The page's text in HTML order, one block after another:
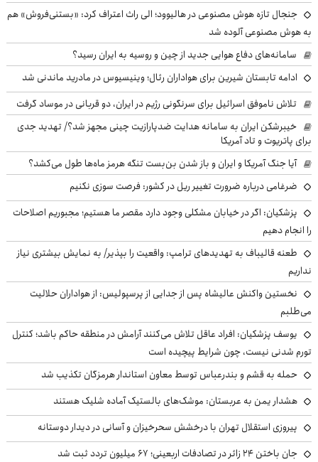
جنجال تازه هوش مصنوعی در هالیوود؛ الی راث اعتراف کرد: «بستنی‌فروش» هم
به هوش مصنوعی آلوده شد
سامانه‌های دفاع هوایی جدید از چین و روسیه به ایران رسید؟
ادامه تابستان شیرین برای هواداران رئال؛ وینیسیوس در مادرید ماندنی شد
تلاش ناموفق اسرائیل برای سرنگونی رژیم در ایران، دو قربانی در موساد گرفت
خیبرشکن ایران به سامانه هدایت ضدپارازیت چینی مجهز شد؟/ تهدید جدی
برای پاتریوت و تاد آمریکا
آیا جنگ آمریکا و ایران و باز شدن بن‌بست تنگه هرمز ماه‌ها طول می‌کشد؟
ضرغامی درباره ضرورت تغییر ریل در کشور: فرصت سوزی نکنیم
پزشکیان: اگر در خیابان مشکلی وجود دارد مقصر ما هستیم؛ مجبوریم اصلاحات
را انجام دهیم
طعنه قالیباف به تهدیدهای ترامپ: واقعیت را بپذیر/ به نمایش بیشتری نیاز
نداریم
نخستین واکنش عالیشاه پس از جدایی از پرسپولیس: از هواداران حلالیت
می‌طلبم
یوسف پزشکیان: افراد عاقل تلاش می‌کنند آرامش در منطقه حاکم باشد؛ کنترل
تورم شدنی نیست، چون شرایط پیچیده است
حمله به قشم و بندرعباس توسط معاون استاندار هرمزگان تکذیب شد
هشدار یمن به عربستان: موشک‌های بالستیک آماده شلیک هستند
پیروزی استقلال تهران با درخشش سحرخیزان و آسانی در دیدار دوستانه
جان باختن ۲۴ زائر در تصادفات اربعینی؛ ۶۷ میلیون تردد ثبت شد